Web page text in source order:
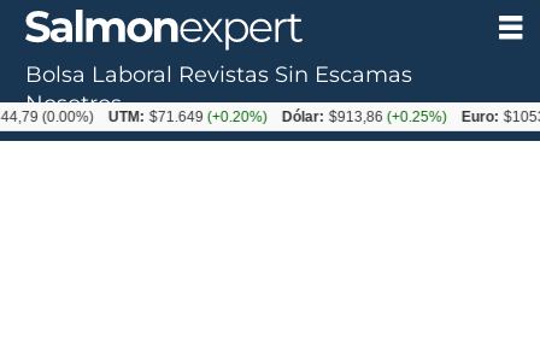
Bolsa Laboral Revistas Sin Escamas
Nosotros
UTM: $71.649(+0.20%) Dólar: $913,86(+0.25%) Euro: $1053,08(-